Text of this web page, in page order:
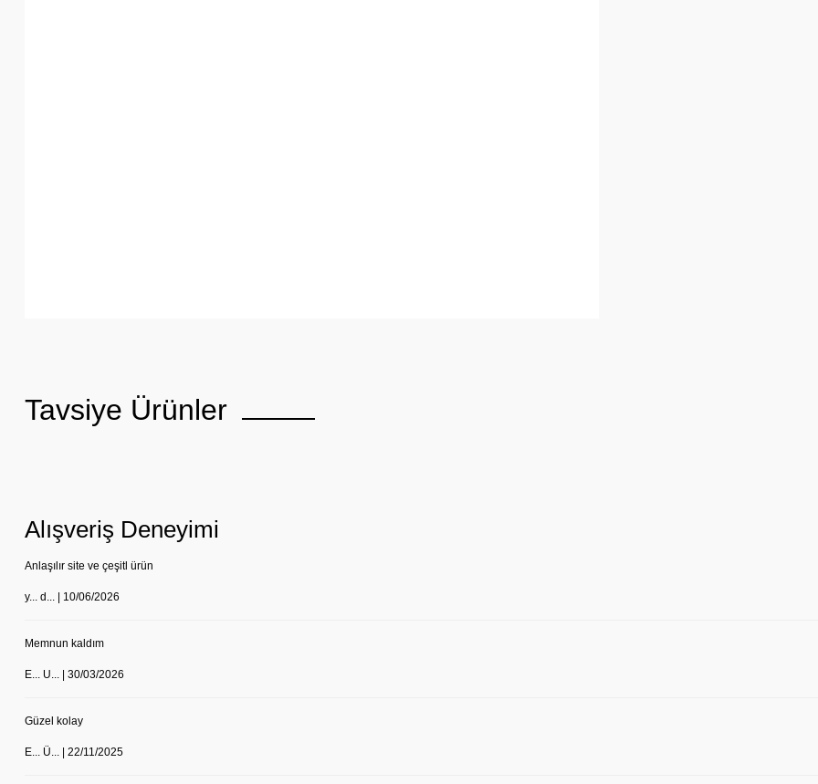
Tavsiye Ürünler
Alışveriş Deneyimi
Anlaşılır site ve çeşitl ürün
y... d... | 10/06/2026
Memnun kaldım
E... U... | 30/03/2026
Güzel kolay
E... Ü... | 22/11/2025